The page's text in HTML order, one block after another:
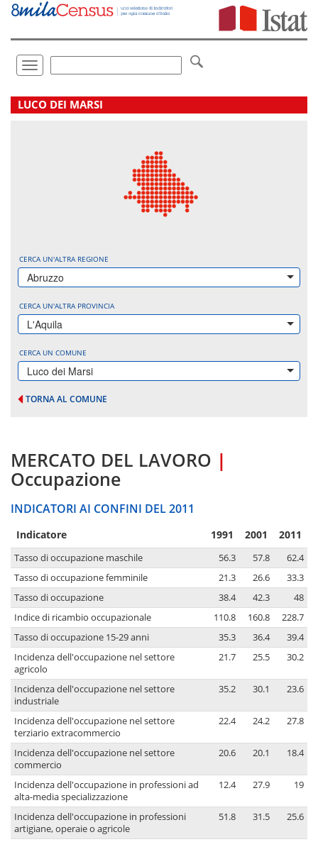
Vai
direttamente
Toggle
navigation
LUCO DEI MARSI
CERCA UN'ALTRA REGIONE
Abruzzo
CERCA UN'ALTRA PROVINCIA
L'Aquila
CERCA UN COMUNE
Luco dei Marsi
TORNA AL COMUNE
MERCATO DEL LAVORO |
Occupazione
INDICATORI AI CONFINI DEL 2011
Indicatore 1991 2001 2011
Tasso di occupazione maschile 56.3 57.8
62.4
Tasso di occupazione femminile
21.3 26.6
33.3
Tasso di occupazione
38.4 42.3
48
Indice di ricambio occupazionale
110.8 160.8
228.7
Tasso di occupazione 15-29 anni
35.3 36.4
39.4
Incidenza dell'occupazione nel settore
agricolo
21.7 25.5 30.2
Incidenza dell'occupazione nel settore
industriale
35.2 30.1 23.6
Incidenza dell'occupazione nel settore
terziario extracommercio
22.4 24.2 27.8
Incidenza dell'occupazione nel settore
commercio
20.6 20.1 18.4
Incidenza dell'occupazione in professioni ad
alta-media specializzazione
12.4 27.9 19
Incidenza dell'occupazione in professioni
artigiane, operaie o agricole
51.8 31.5 25.6